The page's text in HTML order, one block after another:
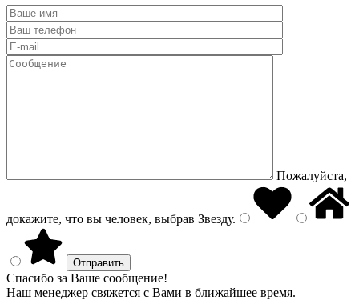
Пожалуйста,
докажите, что вы человек, выбрав Звезду.
Спасибо за Ваше сообщение!
Наш менеджер свяжется с Вами в ближайшее время.